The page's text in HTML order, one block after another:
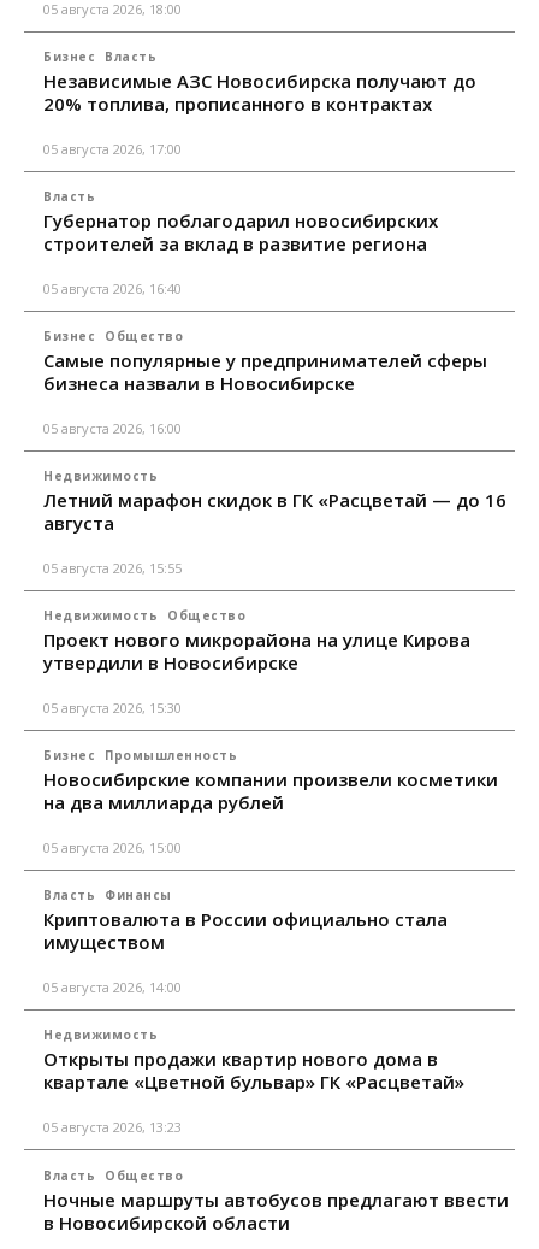
05 августа 2026, 18:00
Бизнес Власть
Независимые АЗС Новосибирска получают до
20% топлива, прописанного в контрактах
05 августа 2026, 17:00
Власть
Губернатор поблагодарил новосибирских
строителей за вклад в развитие региона
05 августа 2026, 16:40
Бизнес Общество
Самые популярные у предпринимателей сферы
бизнеса назвали в Новосибирске
05 августа 2026, 16:00
Недвижимость
Летний марафон скидок в ГК «Расцветай — до 16
августа
05 августа 2026, 15:55
Недвижимость Общество
Проект нового микрорайона на улице Кирова
утвердили в Новосибирске
05 августа 2026, 15:30
Бизнес Промышленность
Новосибирские компании произвели косметики
на два миллиарда рублей
05 августа 2026, 15:00
Власть Финансы
Криптовалюта в России официально стала
имуществом
05 августа 2026, 14:00
Недвижимость
Открыты продажи квартир нового дома в
квартале «Цветной бульвар» ГК «Расцветай»
05 августа 2026, 13:23
Власть Общество
Ночные маршруты автобусов предлагают ввести
в Новосибирской области